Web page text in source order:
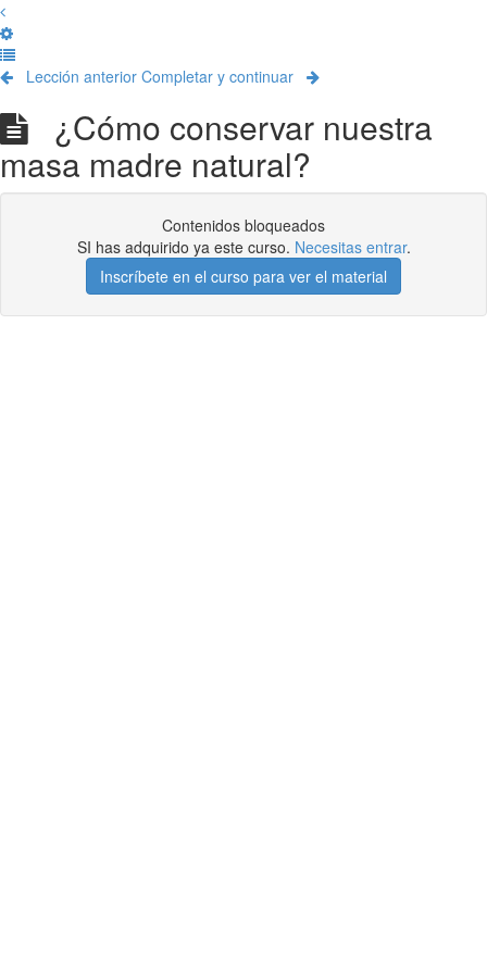
Lección anterior Completar y continuar
¿Cómo conservar nuestra
masa madre natural?
Contenidos bloqueados
SI has adquirido ya este curso. Necesitas entrar.
Inscríbete en el curso para ver el material